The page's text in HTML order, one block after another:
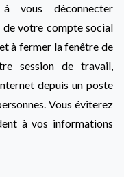
déconnecter
votre compte social
à fermer la fenêtre de
session de travail,
depuis un poste
Vous éviterez
à vos informations